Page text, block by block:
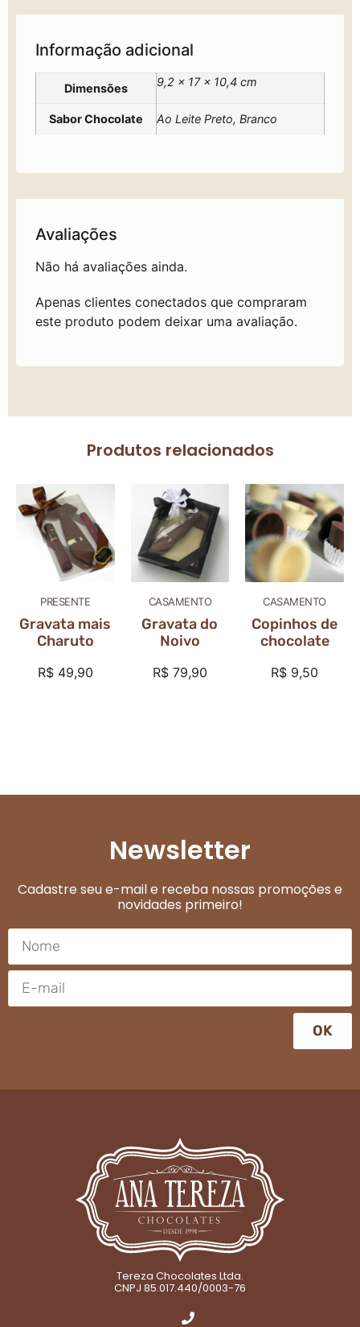
Informação adicional
Dimensões 9,2 × 17 × 10,4 cm
Sabor Chocolate Ao Leite Preto, Branco
Avaliações
Não há avaliações ainda.
Apenas clientes conectados que compraram
este produto podem deixar uma avaliação.
Produtos relacionados
PRESENTE
Gravata mais
Charuto
R$49,90
CASAMENTO
Gravata do
Noivo
R$79,90
CASAMENTO
Copinhos de
chocolate
R$ 9,50
Newsletter
Cadastre seu e-mail e receba nossas promoções e
novidades primeiro!
OK
Tereza Chocolates Ltda.
CNPJ 85.017.440/0003-76